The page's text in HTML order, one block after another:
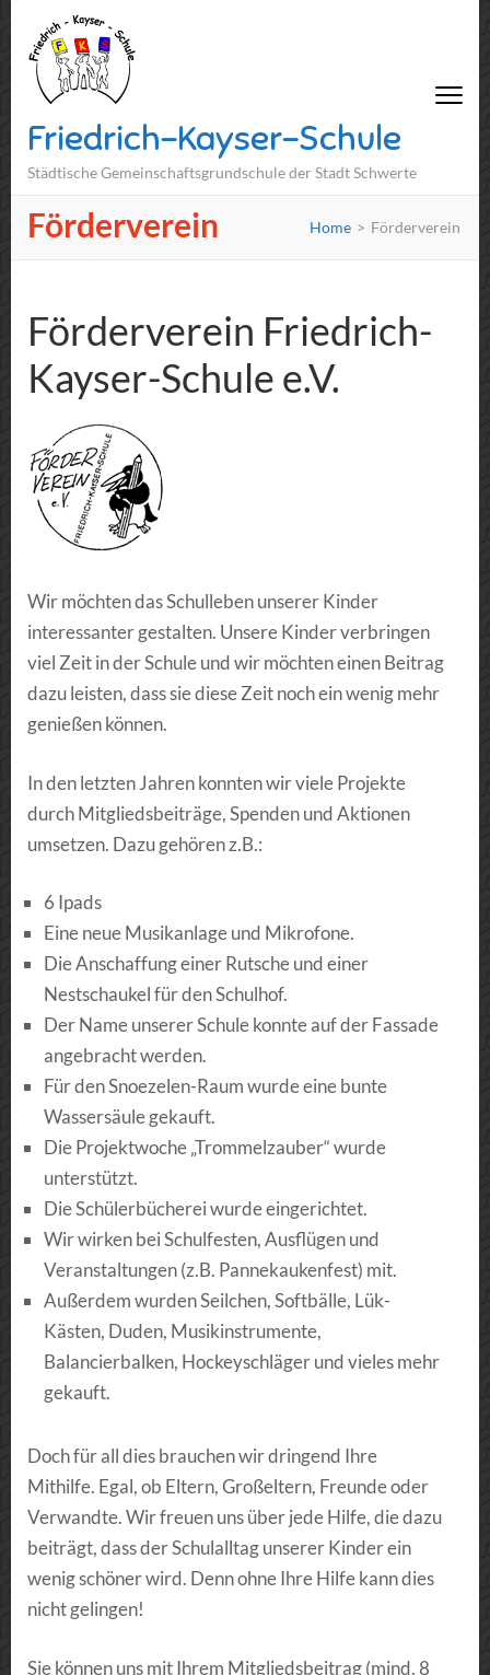
Friedrich-Kayser-Schule
Städtische Gemeinschaftsgrundschule der Stadt Schwerte
Förderverein Home > Förderverein
Förderverein Friedrich-
Kayser-Schule e.V.
Wir möchten das Schulleben unserer Kinder
interessanter gestalten. Unsere Kinder verbringen
viel Zeit in der Schule und wir möchten einen Beitrag
dazu leisten, dass sie diese Zeit noch ein wenig mehr
genießen können.
In den letzten Jahren konnten wir viele Projekte
durch Mitgliedsbeiträge, Spenden und Aktionen
umsetzen. Dazu gehören z.B.:
6 Ipads
Eine neue Musikanlage und Mikrofone.
Die Anschaffung einer Rutsche und einer
Nestschaukel für den Schulhof.
Der Name unserer Schule konnte auf der Fassade
angebracht werden.
Für den Snoezelen-Raum wurde eine bunte
Wassersäule gekauft.
Die Projektwoche „Trommelzauber“ wurde
unterstützt.
Die Schülerbücherei wurde eingerichtet.
Wir wirken bei Schulfesten, Ausflügen und
Veranstaltungen (z.B. Pannekaukenfest) mit.
Außerdem wurden Seilchen, Softbälle, Lük-
Kästen, Duden, Musikinstrumente,
Balancierbalken, Hockeyschläger und vieles mehr
gekauft.
Doch für all dies brauchen wir dringend Ihre
Mithilfe. Egal, ob Eltern, Großeltern, Freunde oder
Verwandte. Wir freuen uns über jede Hilfe, die dazu
beiträgt, dass der Schulalltag unserer Kinder ein
wenig schöner wird. Denn ohne Ihre Hilfe kann dies
nicht gelingen!
Sie können uns mit Ihrem Mitgliedsbeitrag (mind. 8